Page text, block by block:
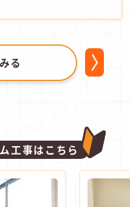
る
工事はこちら